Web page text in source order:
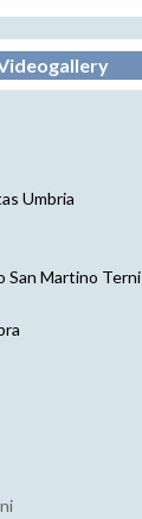
Umbria
San Martino Terni